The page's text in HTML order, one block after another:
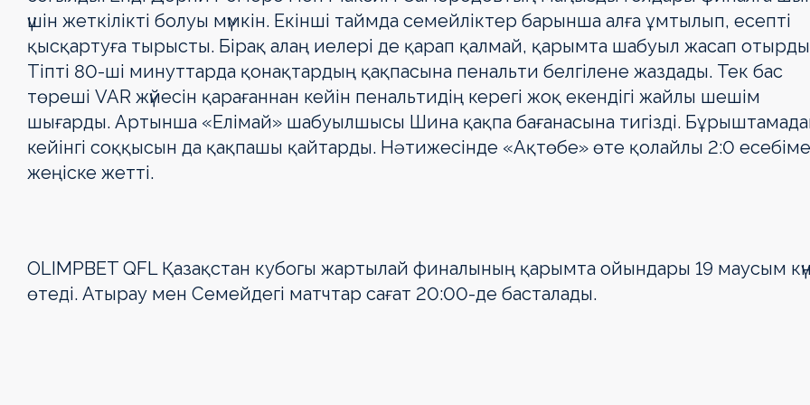
үшін жеткілікті болуы мүмкін. Екінші таймда семейліктер барынша алға ұмтылып, есепті
қысқартуға тырысты. Бірақ алаң иелері де қарап қалмай, қарымта шабуыл жасап
Тіпті 80-ші минуттарда қонақтардың қақпасына пенальти белгілене жаздады. Тек бас
төреші VAR жүйесін қарағаннан кейін пенальтидің керегі жоқ екендігі жайлы шешім
шығарды. Артынша «Елімай» шабуылшысы Шина қақпа бағанасына тигізді.
кейінгі соққысын да қақпашы қайтарды. Нәтижесінде «Ақтөбе» өте қолайлы 2:0
жеңіске жетті.
ОLIMPBET QFL Қазақстан кубогы жартылай финалының қарымта ойындары 19 маусым
өтеді. Атырау мен Семейдегі матчтар сағат 20:00-де басталады.